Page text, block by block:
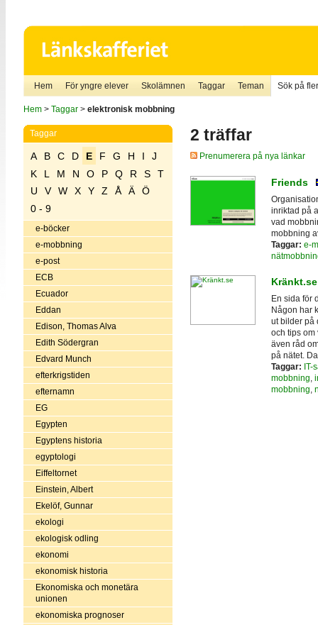
Hem För yngre elever Skolämnen Taggar Teman Sök på
Hem> Taggar> elektronisk mobbning
Taggar
A B C D E F G H I
J
K
L M N O P Q R S
T
U
V W X Y Z Å Ä
Ö
0 - 9
e-böcker
e-mobbning
e-post
ECB
Ecuador
Eddan
Edison, Thomas Alva
Edith Södergran
Edvard Munch
efterkrigstiden
efternamn
EG
Egypten
Egyptens historia
egyptologi
Eiffeltornet
Einstein, Albert
Ekelöf, Gunnar
ekologi
ekologisk odling
ekonomi
ekonomisk historia
Ekonomiska och monetära
unionen
ekonomiska prognoser
2 träffar
Prenumerera på nya länkar
Friends
inriktad på
vad
mobbning
Taggar: e-
Kränkt.se
En sida för
Någon har
ut bilder på
och tips om
även råd
på nätet.
Taggar: IT-
mobbning,
mobbning,